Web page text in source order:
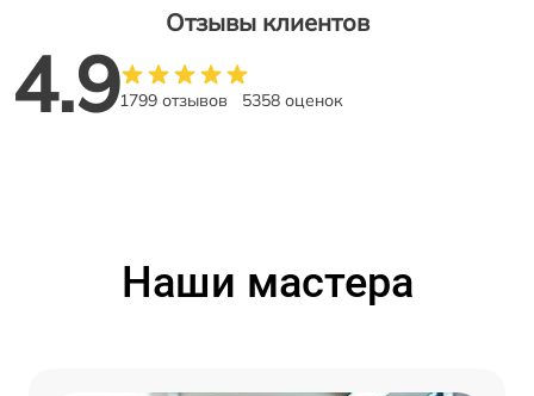
Отзывы клиентов
4.91799 отзывов 5358 оценок
Наши мастера